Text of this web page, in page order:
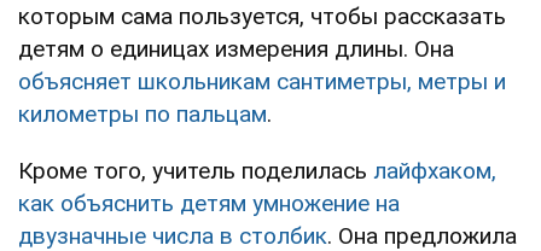
которым сама пользуется, чтобы рассказать
детям о единицах измерения длины. Она
объясняет школьникам сантиметры, метры и
километры по пальцам.
Кроме того, учитель поделилась лайфхаком,
как объяснить детям умножение на
двузначные числа в столбик. Она предложила